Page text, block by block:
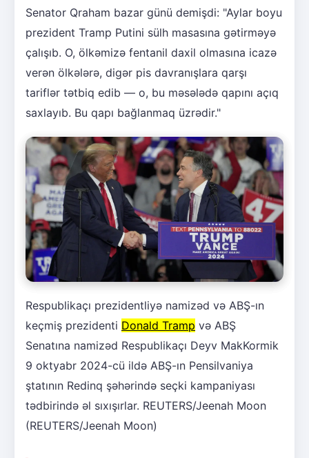
Senator Qraham bazar günü demişdi: "Aylar boyu
prezident Tramp Putini sülh masasına gətirməyə
çalışıb. O, ölkəmizə fentanil daxil olmasına icazə
verən ölkələrə, digər pis davranışlara qarşı
tariflər tətbiq edib — o, bu məsələdə qapını açıq
saxlayıb. Bu qapı bağlanmaq üzrədir."
Respublikaçı prezidentliyə namizəd və ABŞ-ın
keçmiş prezidenti Donald Tramp və ABŞ
Senatına namizəd Respublikaçı Deyv MakKormik
9 oktyabr 2024-cü ildə ABŞ-ın Pensilvaniya
ştatının Redinq şəhərində seçki kampaniyası
tədbirində əl sıxışırlar. REUTERS/Jeenah Moon
(REUTERS/Jeenah Moon)